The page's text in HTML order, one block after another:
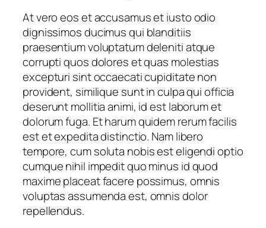
At vero eos et accusamus et iusto odio
dignissimos ducimus qui blanditiis
praesentium voluptatum deleniti atque
corrupti quos dolores et quas molestias
excepturi sint occaecati cupiditate non
provident, similique sunt in culpa qui officia
deserunt mollitia animi, id est laborum et
dolorum fuga. Et harum quidem rerum facilis
est et expedita distinctio. Nam libero
tempore, cum soluta nobis est eligendi optio
cumque nihil impedit quo minus id quod
maxime placeat facere possimus, omnis
voluptas assumenda est, omnis dolor
repellendus.